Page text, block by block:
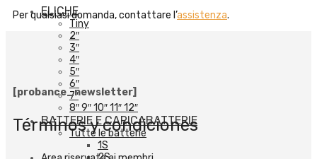
ELICHE
Tiny
2″
3″
4″
5″
6″
7″
8″ 9″ 10″ 11″ 12″
BATTERIE E CARICABATTERIE
Tutte le batterie
1S
Per qualsiasi domanda, contattare l’assistenza.
[probance_newsletter]
Términos y condiciones